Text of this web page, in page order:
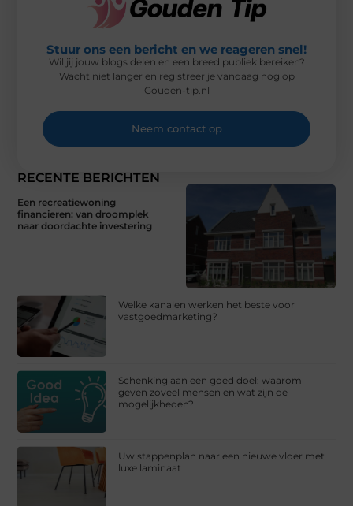
RECENTE BERICHTEN
Een recreatiewoning
financieren: van droomplek
naar doordachte investering
Welke kanalen werken het beste voor
vastgoedmarketing?
Schenking aan een goed doel: waarom
geven zoveel mensen en wat zijn de
mogelijkheden?
Uw stappenplan naar een nieuwe vloer met
luxe laminaat
Stuur ons een bericht en we reageren snel!
Wil jij jouw blogs delen en een breed publiek bereiken?
Wacht niet langer en registreer je vandaag nog op
Gouden-tip.nl
Neem contact op